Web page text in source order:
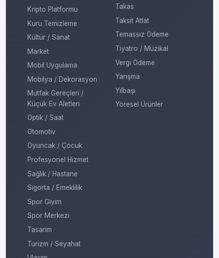
Kripto Platformu
Kuru Temizleme
Kültür / Sanat
Market
Mobil Uygulama
Mobilya / Dekorasyon
Mutfak Gereçleri /
Küçük Ev Aletleri
Optik / Saat
Otomotiv
Oyuncak / Çocuk
Profesyonel Hizmet
Sağlık / Hastane
Sigorta / Emeklilik
Spor Giyim
Spor Merkezi
Tasarım
Turizm / Seyahat
Takas
Taksit Atlat
Temassız Ödeme
Tiyatro / Müzikal
Vergi Ödeme
Yarışma
Yılbaşı
Yöresel Ürünler